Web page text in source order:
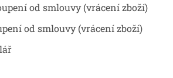
od smlouvy (vrácení zboží)
od smlouvy (vrácení zboží)